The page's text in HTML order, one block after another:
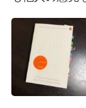
日本語
Русский
Indonesia